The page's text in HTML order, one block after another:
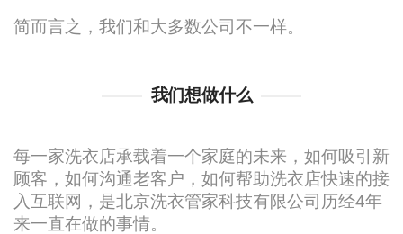
简而言之，我们和大多数公司不一样。
我们想做什么
每一家洗衣店承载着一个家庭的未来，如何吸引新
顾客，如何沟通老客户，如何帮助洗衣店快速的接
入互联网，是北京洗衣管家科技有限公司历经4年
来一直在做的事情。